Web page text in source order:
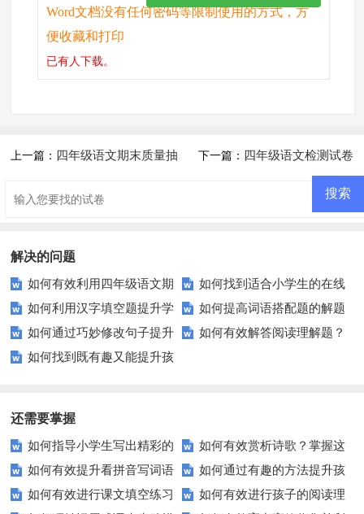
Word文档没有任何密码等限制使用的方式，方
便收藏和打印
已有人下载。
上一篇： 四年级语文期末质量抽 下一篇： 四年级语文检测试卷
解决的问题
如何有效利用四年级语文期
末测试题进行复习？
如何找到适合小学生的在线
拼音练习题？
如何利用汉字填空题提升学
生的汉字掌握能力？
如何提高词语搭配题的解题
技巧？
如何通过巧妙修改句子提升
文章吸引力？
如何有效解答阅读理解题？
如何找到既有趣又能提升孩
还需要掌握
如何指导小学生写出精彩的
动物观察习作？
如何有效赏析诗歌？掌握这
五个技巧让你成为诗歌鉴赏高
手！
如何有效提升看拼音写词语
的能力？这些技巧你必须知道！
如何通过有趣的方法提升孩
子的组词能力？
如何有效进行课文填空练习
如何有效进行孩子的阅读理